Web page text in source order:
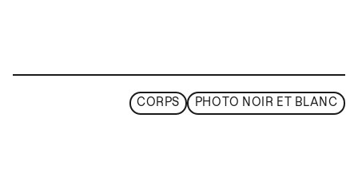
CORPS PHOTO NOIR ET BLANC